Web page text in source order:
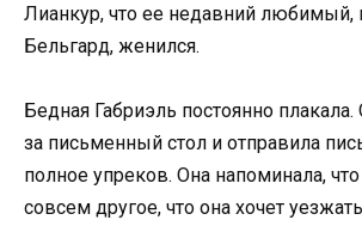
Лианкур, что ее недавний любимый,
Бельгард, женился.
Бедная Габриэль постоянно
за письменный стол и отправила
полное упреков. Она напоминала,
совсем другое, что она хочет